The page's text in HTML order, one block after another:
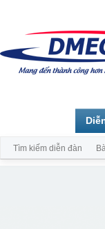
Tìm kiếm diễn đàn